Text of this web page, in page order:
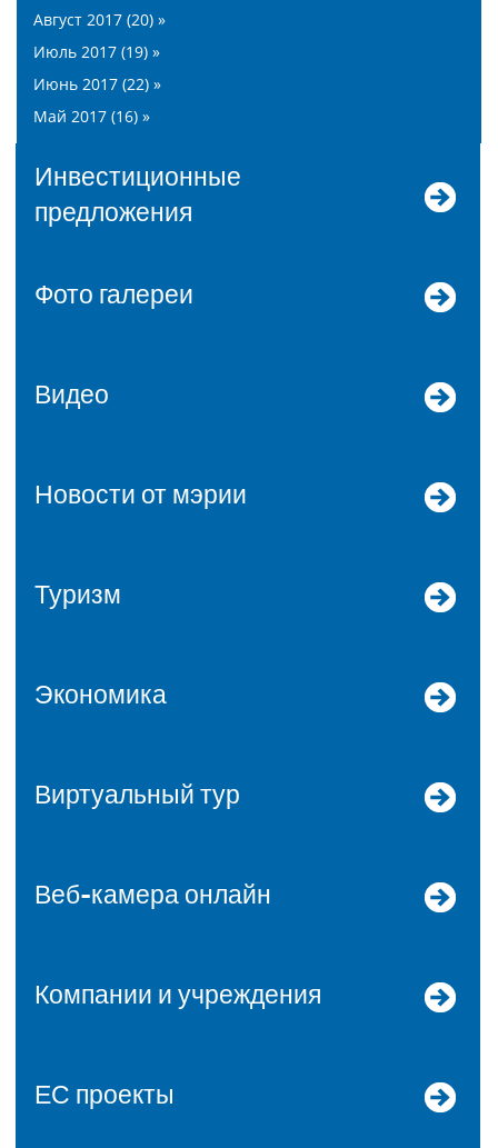
Август 2017 (20) »
Июль 2017 (19) »
Июнь 2017 (22) »
Май 2017 (16) »
Инвестиционные
предложения
Фото галереи
Видео
Новости от мэрии
Туризм
Экономика
Виртуальный тур
Веб-камера онлайн
Компании и учреждения
ЕС проекты